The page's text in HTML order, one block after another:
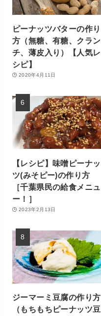
ピーナッツバターの作り
方（無糖、有糖、クラン
チ、薄皮入り）【人気レ
シピ】
2020年4月11日
【レシピ】味噌ピーナッ
ツ(みそピー)の作り方
［千葉県民の給食メニュ
ー！］
2023年2月13日
ジーマーミ豆腐の作り方
（もちもちピーナッツ豆